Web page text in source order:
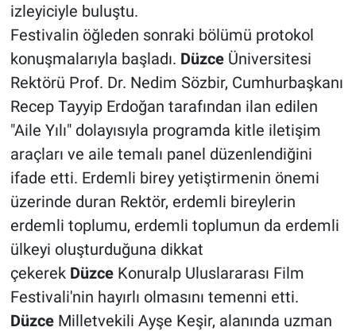
izleyiciyle buluştu.
Festivalin öğleden sonraki bölümü protokol
konuşmalarıyla başladı. DüzceÜniversitesi
Rektörü Prof. Dr. Nedim Sözbir, Cumhurbaşkanı
Recep Tayyip Erdoğan tarafından ilan edilen
"Aile Yılı" dolayısıyla programda kitle iletişim
araçları ve aile temalı panel düzenlendiğini
ifade etti. Erdemli birey yetiştirmenin önemi
üzerinde duran Rektör, erdemli bireylerin
erdemli toplumu, erdemli toplumun da erdemli
ülkeyi oluşturduğuna dikkat
çekerek DüzceKonuralp Uluslararası Film
Festivali'nin hayırlı olmasını temenni etti.
DüzceMilletvekili Ayşe Keşir, alanında uzman